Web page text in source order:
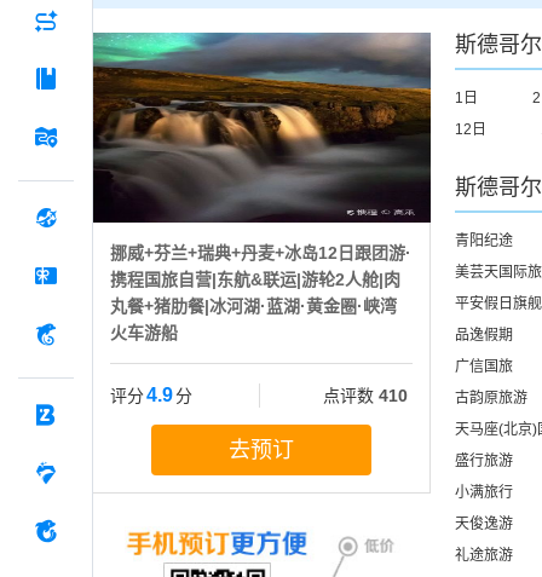
挪威+芬兰+瑞典+丹麦+冰岛12日跟团游·
携程国旅自营|东航&联运|游轮2人舱|肉
丸餐+猪肋餐|冰河湖·蓝湖·黄金圈·峡湾
火车游船
评分4.9分 点评数 410
去预订
斯德哥
1日
12日
斯德哥
青阳纪途
美芸天国际
平安假日旗
品逸假期
广信国旅
古韵原旅游
天马座(北京)
盛行旅游
小满旅行
天俊逸游
礼途旅游